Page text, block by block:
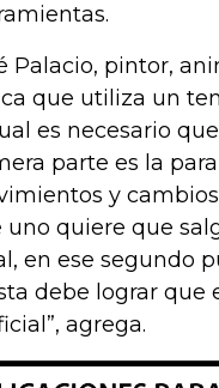
Palacio, pintor,
que utiliza un
es necesario
parte es la
y
uno quiere que
en ese segundo
debe lograr que
agrega.